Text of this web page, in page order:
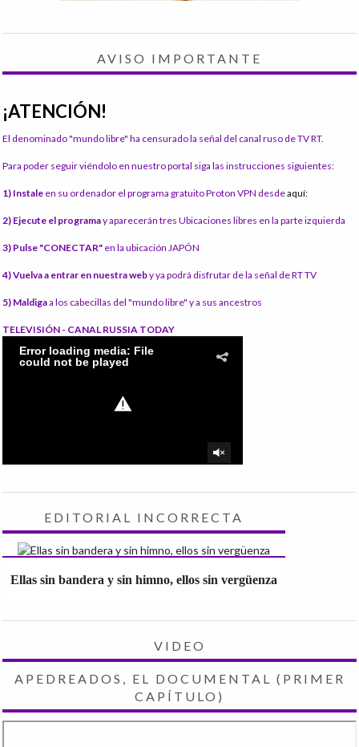
AVISO IMPORTANTE
¡ATENCIÓN!
El denominado "mundo libre" ha censurado la señal del canal ruso de TV RT.
Para poder seguir viéndolo en nuestro portal siga las instrucciones siguientes:
1) Instale en su ordenador el programa gratuito Proton VPN desdeaquí:
2) Ejecute el programay aparecerán tres Ubicaciones libres en la parte izquierda
3) Pulse "CONECTAR" en la ubicación JAPÓN
4) Vuelva a entrar en nuestra weby ya podrá disfrutar de la señal de RT TV
5) Maldigaa los cabecillas del "mundo libre" y a sus ancestros
TELEVISIÓN - CANAL RUSSIA TODAY
EDITORIAL INCORRECTA
Ellas sin bandera y sin himno, ellos sin vergüenza
VIDEO
APEDREADOS, EL DOCUMENTAL (PRIMER
CAPÍTULO)